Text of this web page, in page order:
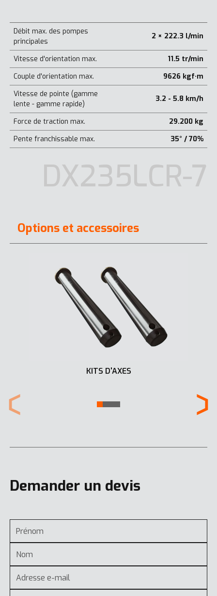
Débit max. des pompes
principales
2 × 222.3 l/min
Vitesse d'orientation max.
11.5 tr/min
Couple d'orientation max.
9626 kgf·m
Vitesse de pointe (gamme
lente - gamme rapide)
3.2 - 5.8 km/h
Force de traction max.
29.200 kg
Pente franchissable max.
35° / 70%
DX235LCR-7
Options et accessoires
KITS D'AXES
Demander un devis